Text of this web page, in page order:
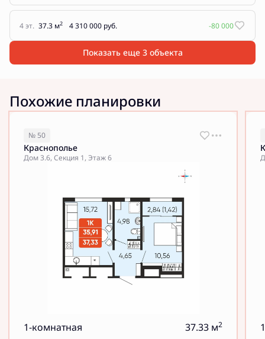
4 эт. 37.3 м2 4 310 000 руб. -80 000
Показать еще 3 объектa
Похожие планировки
№ 50
Краснополье
Дом 3.6, Секция 1, Этаж 6
1-комнатная 37.33 м2